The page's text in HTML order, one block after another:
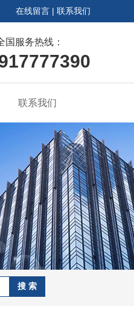
在线留言 | 联系我们
国服务热线：
联系我们